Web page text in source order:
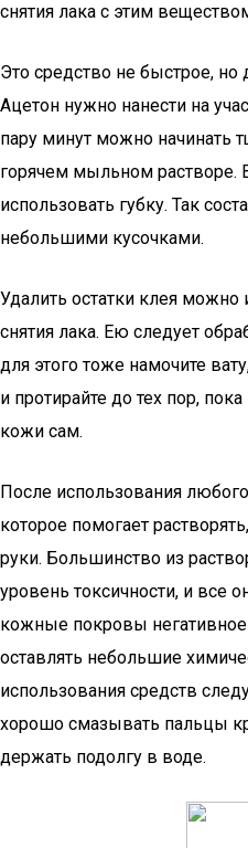
снятия лака с этим
Это средство не быстрое,
Ацетон нужно нанести на
пару минут можно начинать
горячем мыльном растворе.
использовать губку. Так
небольшими кусочками.
Удалить остатки клея
снятия лака. Ею следует
для этого тоже намочите
и протирайте до тех пор,
кожи сам.
После использования
которое помогает
руки. Большинство из
уровень токсичности, и все
кожные покровы
оставлять небольшие
использования средств
хорошо смазывать пальцы
держать подолгу в воде.